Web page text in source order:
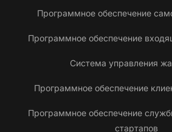
Программное обеспечение
Программное обеспечение
Система управления
Программное обеспечение
Программное обеспечение
стартапов